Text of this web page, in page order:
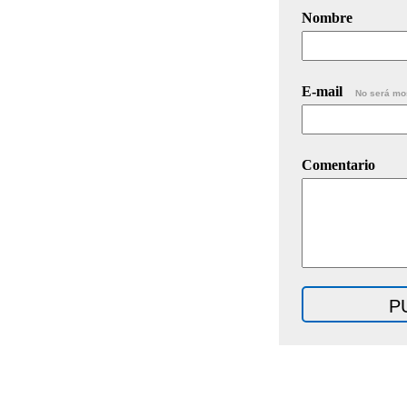
Nombre
E-mail No será
Comentario